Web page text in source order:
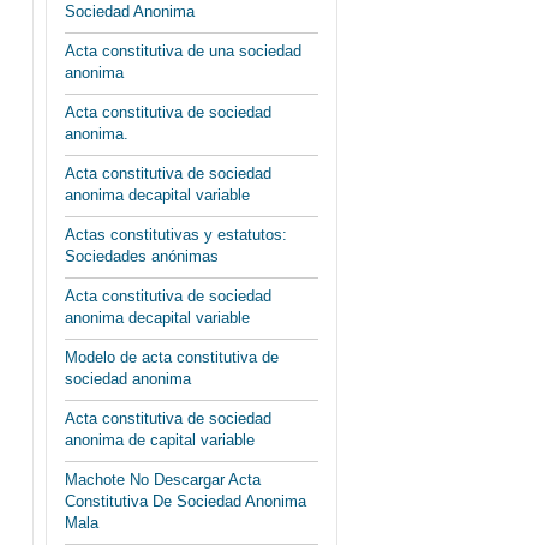
Sociedad Anonima
Acta constitutiva de una sociedad
anonima
Acta constitutiva de sociedad
anonima.
Acta constitutiva de sociedad
anonima decapital variable
Actas constitutivas y estatutos:
Sociedades anónimas
Acta constitutiva de sociedad
anonima decapital variable
Modelo de acta constitutiva de
sociedad anonima
Acta constitutiva de sociedad
anonima de capital variable
Machote No Descargar Acta
Constitutiva De Sociedad Anonima
Mala